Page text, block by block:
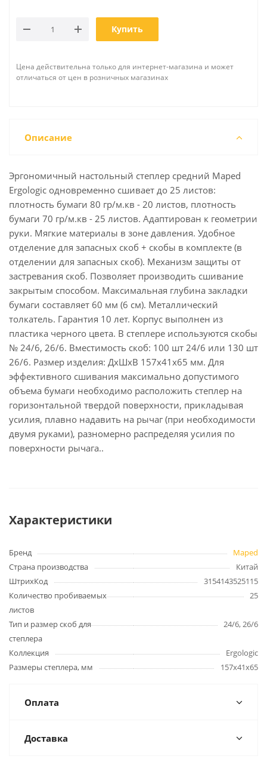
Купить
Цена действительна только для интернет-магазина и может
отличаться от цен в розничных магазинах
Описание
Эргономичный настольный степлер средний Maped
Ergologic одновременно сшивает до 25 листов:
плотность бумаги 80 гр/м.кв - 20 листов, плотность
бумаги 70 гр/м.кв - 25 листов. Адаптирован к геометрии
руки. Мягкие материалы в зоне давления. Удобное
отделение для запасных скоб + скобы в комплекте (в
отделении для запасных скоб). Механизм защиты от
застревания скоб. Позволяет производить сшивание
закрытым способом. Максимальная глубина закладки
бумаги составляет 60 мм (6 см). Металлический
толкатель. Гарантия 10 лет. Корпус выполнен из
пластика черного цвета. В степлере используются скобы
№ 24/6, 26/6. Вместимость скоб: 100 шт 24/6 или 130 шт
26/6. Размер изделия: ДхШхВ 157x41x65 мм. Для
эффективного сшивания максимально допустимого
объема бумаги необходимо расположить степлер на
горизонтальной твердой поверхности, прикладывая
усилия, плавно надавить на рычаг (при необходимости
двумя руками), разномерно распределяя усилия по
поверхности рычага..
Характеристики
Бренд
Maped
Страна производства
Китай
ШтрихКод
3154143525115
Количество пробиваемых
листов
25
Тип и размер скоб для
степлера
24/6, 26/6
Коллекция
Ergologic
Размеры степлера, мм
157x41x65
Оплата
Доставка